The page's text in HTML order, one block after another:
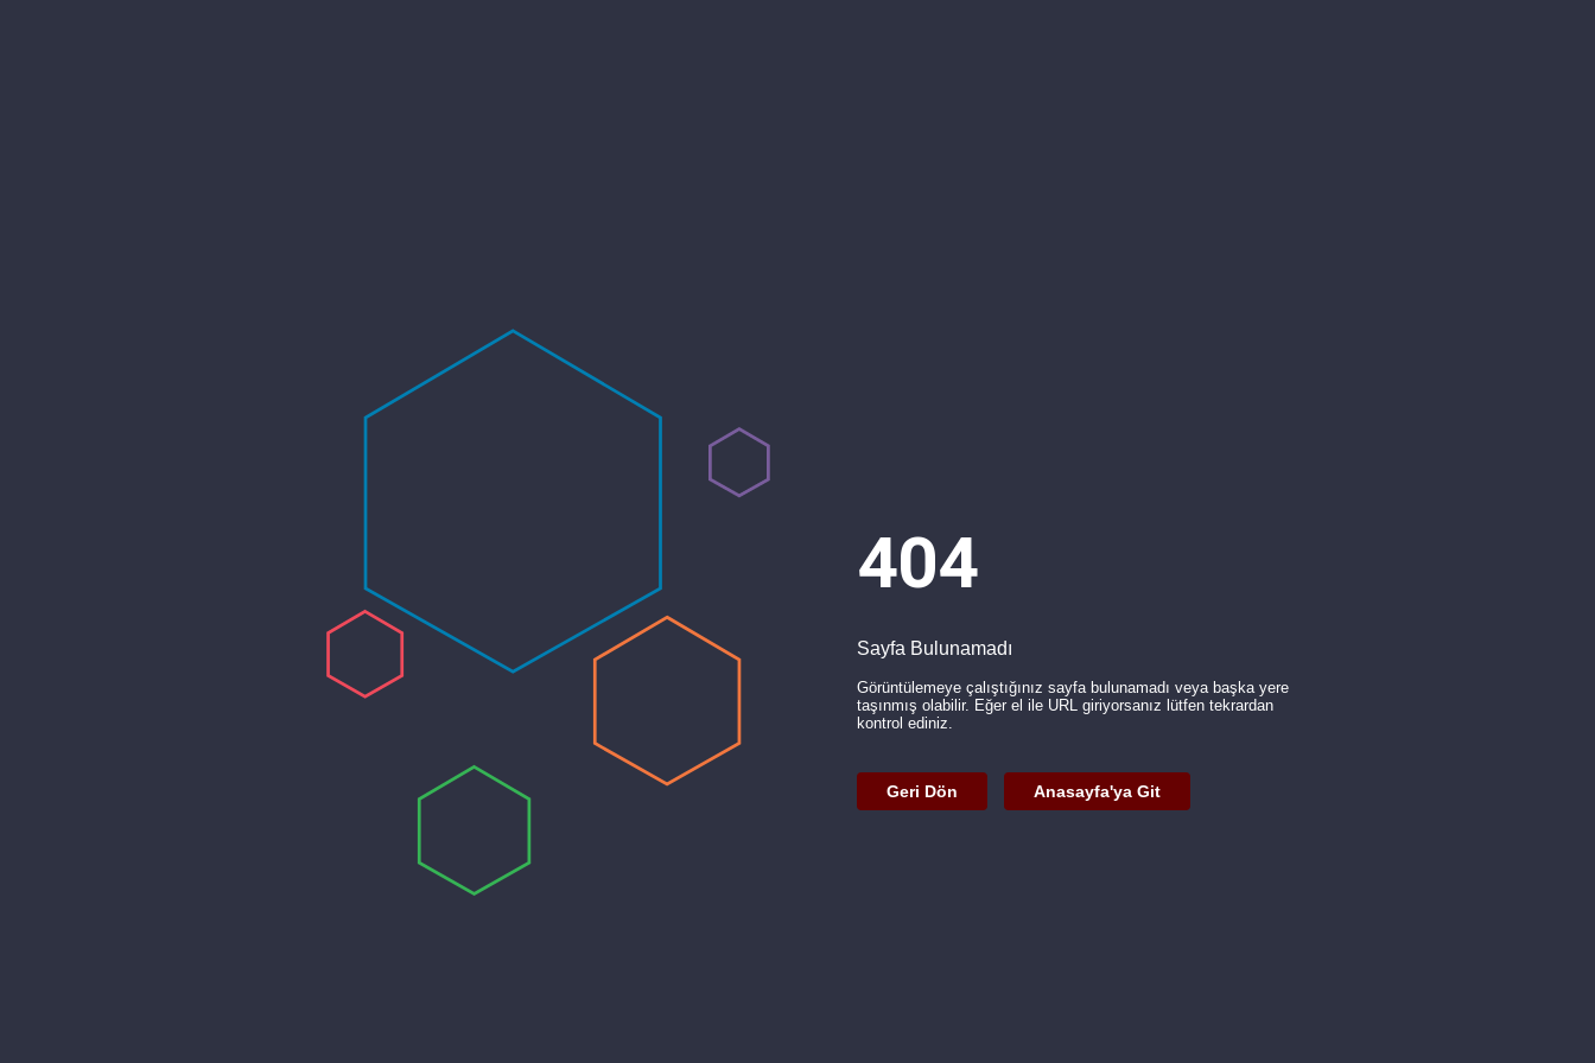
404
Sayfa Bulunamadı
Görüntülemeye çalıştığınız sayfa bulunamadı veya başka yere
taşınmış olabilir. Eğer el ile URL giriyorsanız lütfen tekrardan
kontrol ediniz.
Geri Dön Anasayfa'ya Git